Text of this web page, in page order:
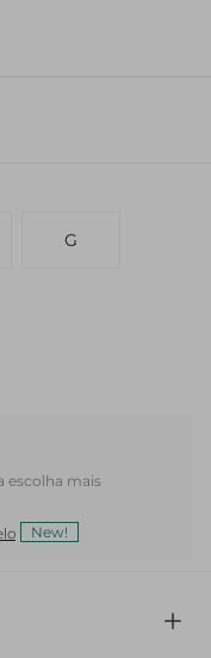
G
escolha mais
New!